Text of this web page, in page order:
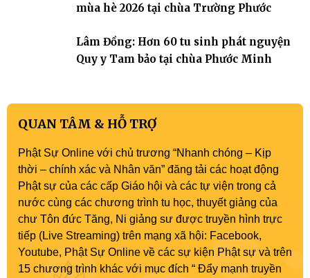
mùa hè 2026 tại chùa Trường Phước
Lâm Đồng: Hơn 60 tu sinh phát nguyện
Quy y Tam bảo tại chùa Phước Minh
QUAN TÂM & HỖ TRỢ
Phật Sự Online với chủ trương “Nhanh chóng – Kịp
thời – chính xác và Nhân văn” đăng tải các hoạt động
Phật sự của các cấp Giáo hội và các tự viện trong cả
nước cùng các chương trình tu học, thuyết giảng của
chư Tôn đức Tăng, Ni giảng sư được truyền hình trực
tiếp (Live Streaming) trên mạng xã hội: Facebook,
Youtube, Phật Sự Online về các sự kiện Phật sự và trên
15 chương trình khác với mục đích “ Đẩy mạnh truyền